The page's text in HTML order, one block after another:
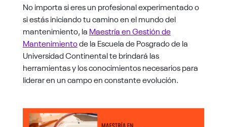
No importa si eres un profesional experimentado o
si estás iniciando tu camino en el mundo del
mantenimiento, la Maestría en Gestión de
Mantenimientode la Escuela de Posgrado de la
Universidad Continental te brindará las
herramientas y los conocimientos necesarios para
liderar en un campo en constante evolución.